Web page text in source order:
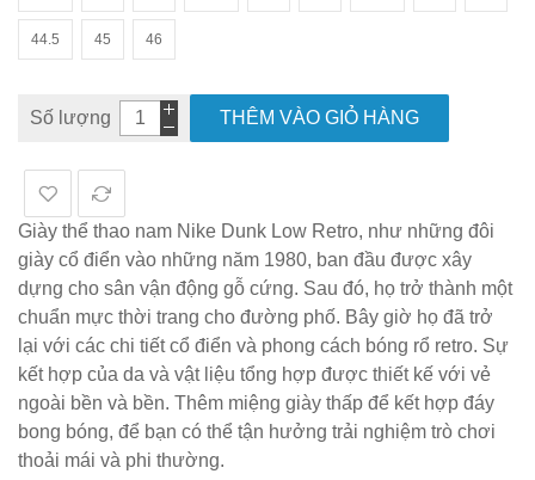
44.5 45 46
Số lượng THÊM VÀO GIỎ HÀNG
Giày thể thao nam Nike Dunk Low Retro, như những đôi
giày cổ điển vào những năm 1980, ban đầu được xây
dựng cho sân vận động gỗ cứng. Sau đó, họ trở thành một
chuẩn mực thời trang cho đường phố. Bây giờ họ đã trở
lại với các chi tiết cổ điển và phong cách bóng rổ retro. Sự
kết hợp của da và vật liệu tổng hợp được thiết kế với vẻ
ngoài bền và bền. Thêm miệng giày thấp để kết hợp đáy
bong bóng, để bạn có thể tận hưởng trải nghiệm trò chơi
thoải mái và phi thường.